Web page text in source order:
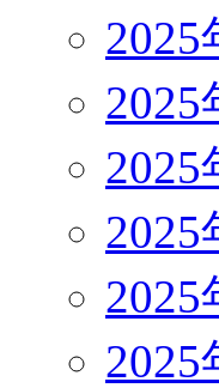
2025
2025
2025
2025
2025
2025